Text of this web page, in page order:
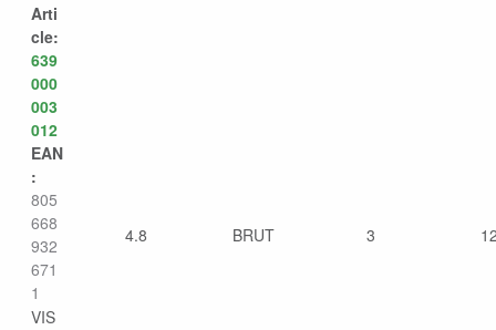
Arti
cle:
639
000
003
012
EAN
:
805
668
932
671
1
VIS
4.8 BRUT 3